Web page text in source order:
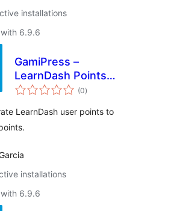
installations
6.9.6
GamiPress –
LearnDash Points
Importer
(0total
ratings
)
LearnDash user points to
installations
6.9.6